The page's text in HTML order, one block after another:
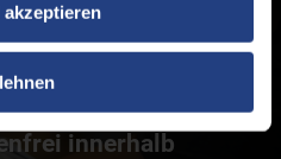
sicher und
innerhalb